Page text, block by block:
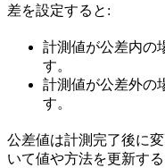
差を設定すると:
計測値が公差内の
す。
計測値が公差外の
す。
公差値は計測完了後に
いて値や方法を更新す